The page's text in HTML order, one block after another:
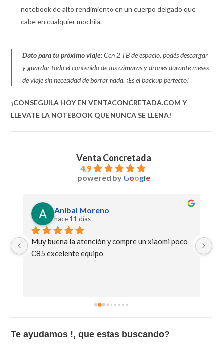
notebook de alto rendimiento en un cuerpo delgado que
cabe en cualquier mochila.
Dato para tu próximo viaje:Con 2 TB de espacio, podés descargar
y guardar todo el contenido de tus cámaras y drones durante meses
de viaje sin necesidad de borrar nada. ¡Es el backup perfecto!
¡CONSEGUILA HOY EN VENTACONCRETADA.COM Y
LLEVATE LA NOTEBOOK QUE NUNCA SE LLENA!
Venta Concretada
4.9
powered by Google
Anibal Moreno
hace 11 días
Muy buena la atención y compre un xiaomi poco
C85 excelente equipo
Te ayudamos !, que estas buscando?